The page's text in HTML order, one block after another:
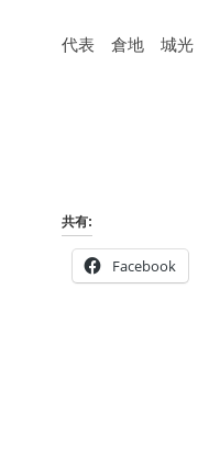
代表 倉地 城光
共有:
Facebook